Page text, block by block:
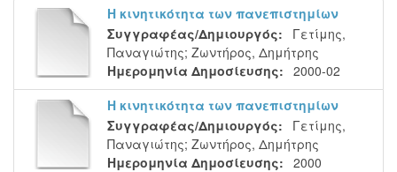
Η κινητικότητα των πανεπιστημίων
Συγγραφέας/Δημιουργός:
Γετίμης,
Παναγιώτης; Ζωντήρος, Δημήτρης
Ημερομηνία Δημοσίευσης: 2000-02
Η κινητικότητα των πανεπιστημίων
Συγγραφέας/Δημιουργός:
Γετίμης,
Παναγιώτης; Ζωντήρος, Δημήτρης
Ημερομηνία Δημοσίευσης: 2000